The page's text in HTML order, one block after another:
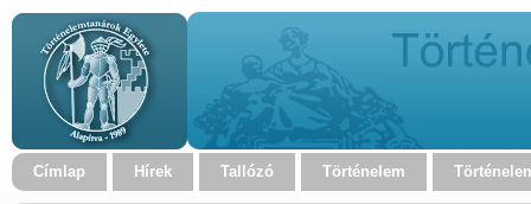
Címlap Hírek Tallózó Történelem